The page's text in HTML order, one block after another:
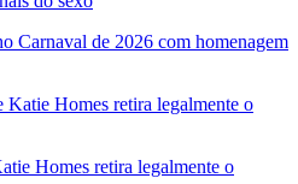
Carnaval de 2026 com homenagem
Homes retira legalmente o